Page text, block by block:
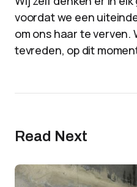
voordat we een
om ons haar te verven.
tevreden, op dit
Read Next